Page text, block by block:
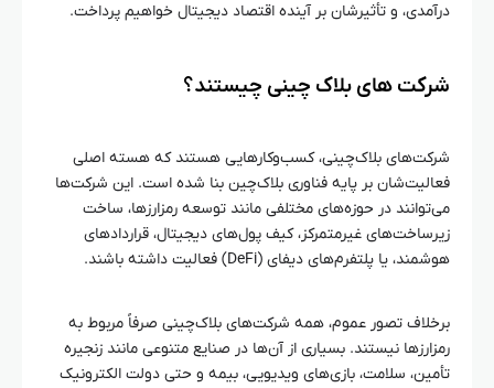
درآمدی، و تأثیرشان بر آینده اقتصاد دیجیتال خواهیم پرداخت.
شرکت‌ های بلاک‌ چینی چیستند؟
شرکت‌های بلاک‌چینی، کسب‌وکارهایی هستند که هسته اصلی
فعالیت‌شان بر پایه فناوری بلاک‌چین بنا شده است. این شرکت‌ها
می‌توانند در حوزه‌های مختلفی مانند توسعه رمزارزها، ساخت
زیرساخت‌های غیرمتمرکز، کیف پول‌های دیجیتال، قراردادهای
هوشمند، یا پلتفرم‌های دیفای (DeFi) فعالیت داشته باشند.
برخلاف تصور عموم، همه شرکت‌های بلاک‌چینی صرفاً مربوط به
رمزارزها نیستند. بسیاری از آن‌ها در صنایع متنوعی مانند زنجیره
تأمین، سلامت، بازی‌های ویدیویی، بیمه و حتی دولت الکترونیک